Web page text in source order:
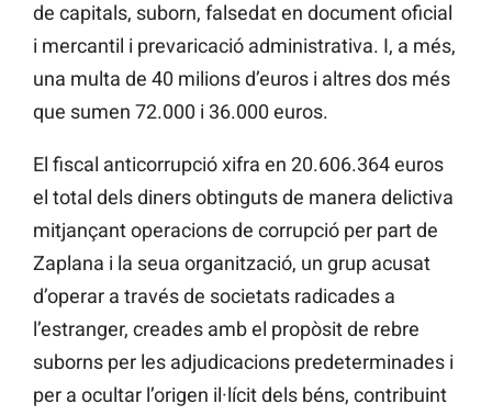
de capitals, suborn, falsedat en document oficial
i mercantil i prevaricació administrativa. I, a més,
una multa de 40 milions d’euros i altres dos més
que sumen 72.000 i 36.000 euros.
El fiscal anticorrupció xifra en 20.606.364 euros
el total dels diners obtinguts de manera delictiva
mitjançant operacions de corrupció per part de
Zaplana i la seua organització, un grup acusat
d’operar a través de societats radicades a
l’estranger, creades amb el propòsit de rebre
suborns per les adjudicacions predeterminades i
per a ocultar l’origen il·lícit dels béns, contribuint